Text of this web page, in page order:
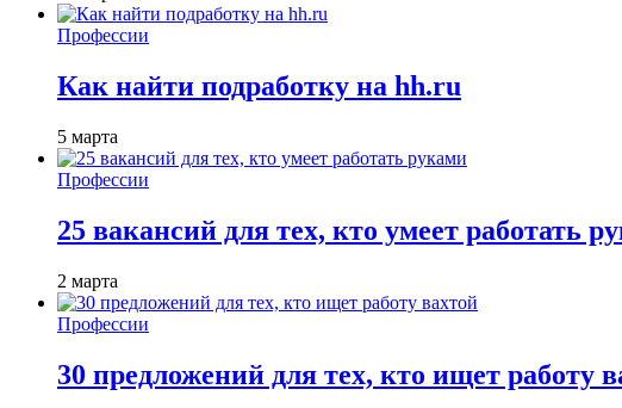
Профессии
Как найти подработку на hh.ru
5 марта
Профессии
25 вакансий для тех, кто умеет работать
2 марта
Профессии
30 предложений для тех, кто ищет работу